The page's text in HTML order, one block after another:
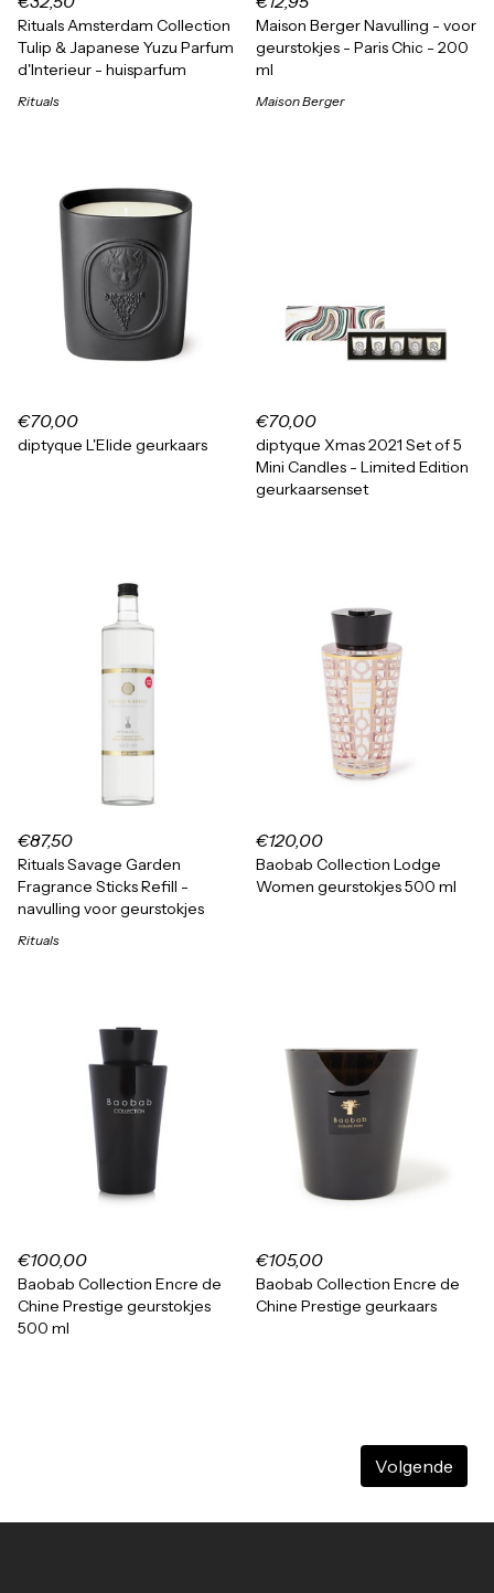
Rituals Amsterdam Collection
Tulip & Japanese Yuzu Parfum
d'Interieur - huisparfum
Rituals
Maison Berger Navulling - voor
geurstokjes - Paris Chic - 200
ml
Maison Berger
€70,00
diptyque L'Elide geurkaars
€70,00
diptyque Xmas 2021 Set of 5
Mini Candles - Limited Edition
geurkaarsenset
€87,50
Rituals Savage Garden
Fragrance Sticks Refill -
navulling voor geurstokjes
Rituals
€120,00
Baobab Collection Lodge
Women geurstokjes 500 ml
€100,00
Baobab Collection Encre de
Chine Prestige geurstokjes
500 ml
€105,00
Baobab Collection Encre de
Chine Prestige geurkaars
Volgende